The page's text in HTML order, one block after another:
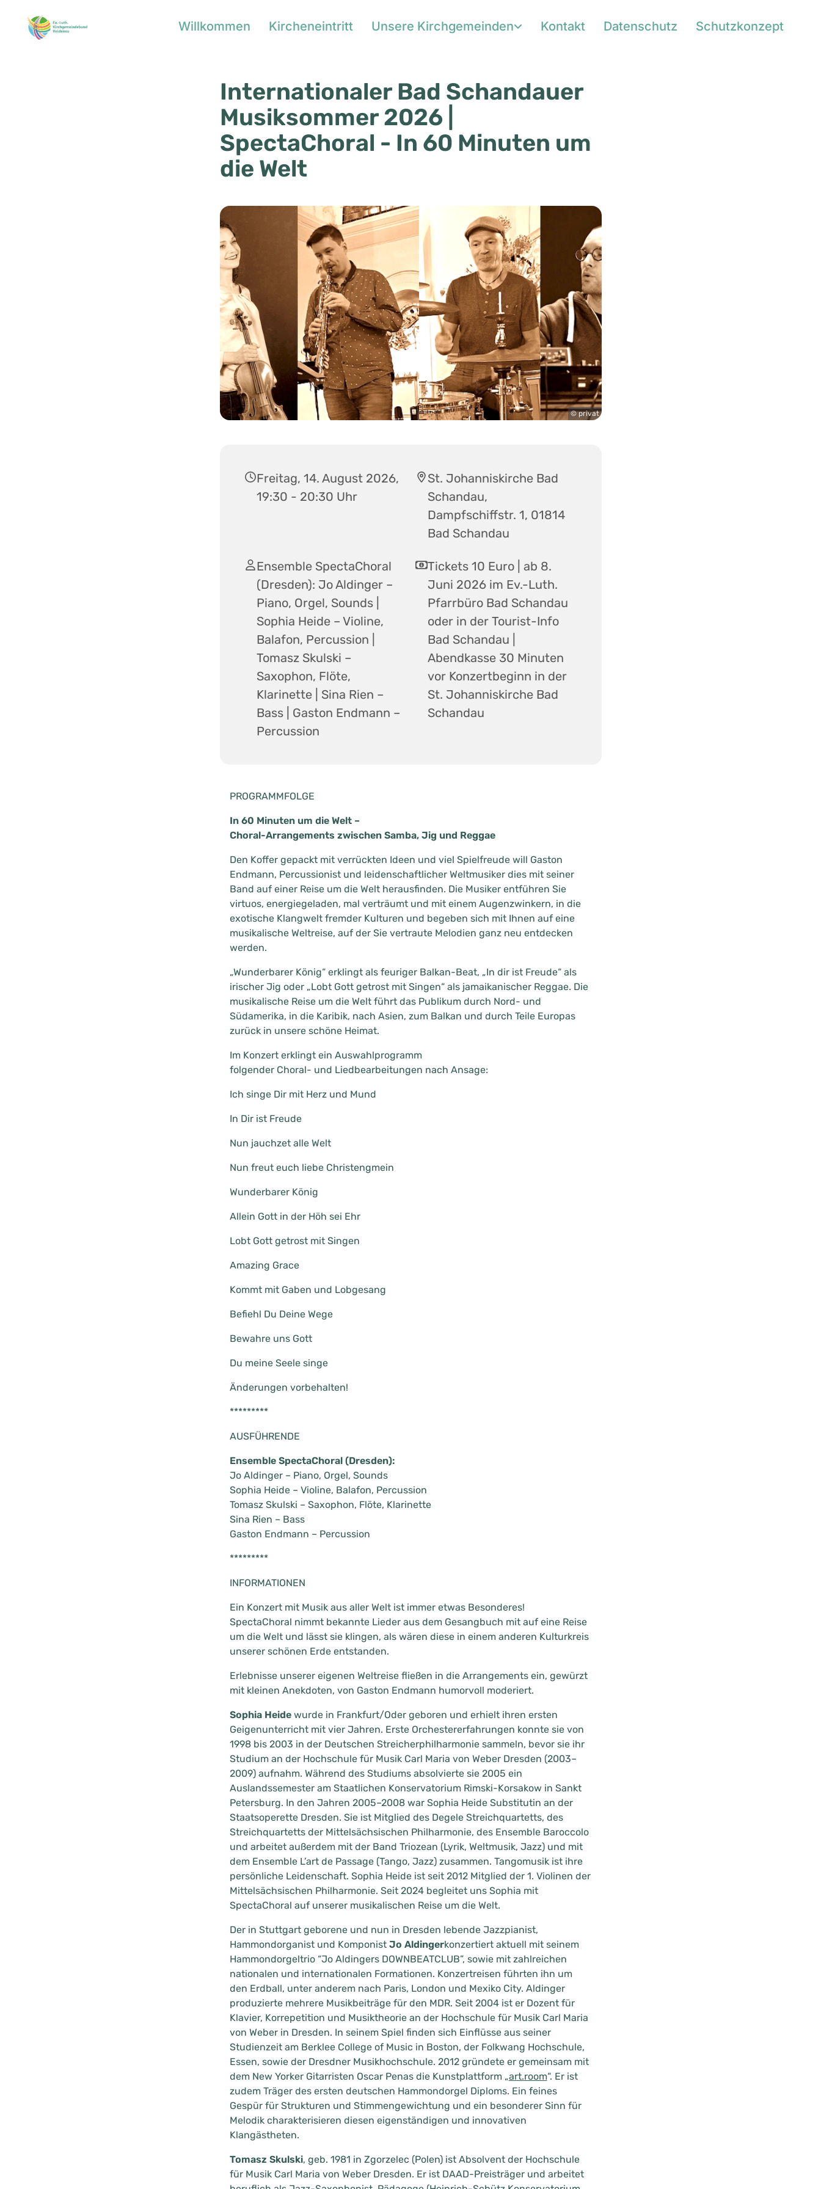
Willkommen Kircheneintritt Unsere Kirchgemeinden Kontakt Datenschutz Schutzkonzept
Internationaler Bad Schandauer
Musiksommer 2026 |
SpectaChoral - In 60 Minuten um
die Welt
© privat
Freitag, 14. August 2026,
19:30 - 20:30 Uhr
St. Johanniskirche Bad
Schandau,
Dampfschiffstr. 1, 01814
Bad Schandau
Ensemble SpectaChoral
(Dresden): Jo Aldinger –
Piano, Orgel, Sounds |
Sophia Heide – Violine,
Balafon, Percussion |
Tomasz Skulski –
Saxophon, Flöte,
Klarinette | Sina Rien –
Bass | Gaston Endmann –
Percussion
Tickets 10 Euro | ab 8.
Juni 2026 im Ev.-Luth.
Pfarrbüro Bad Schandau
oder in der Tourist-Info
Bad Schandau |
Abendkasse 30 Minuten
vor Konzertbeginn in der
St. Johanniskirche Bad
Schandau
PROGRAMMFOLGE
In 60 Minuten um die Welt –
Choral-Arrangements zwischen Samba, Jig und Reggae
Den Koffer gepackt mit verrückten Ideen und viel Spielfreude will Gaston
Endmann, Percussionist und leidenschaftlicher Weltmusiker dies mit seiner
Band auf einer Reise um die Welt herausfinden. Die Musiker entführen Sie
virtuos, energiegeladen, mal verträumt und mit einem Augenzwinkern, in die
exotische Klangwelt fremder Kulturen und begeben sich mit Ihnen auf eine
musikalische Weltreise, auf der Sie vertraute Melodien ganz neu entdecken
werden.
„Wunderbarer König“ erklingt als feuriger Balkan-Beat, „In dir ist Freude“ als
irischer Jig oder „Lobt Gott getrost mit Singen“ als jamaikanischer Reggae. Die
musikalische Reise um die Welt führt das Publikum durch Nord- und
Südamerika, in die Karibik, nach Asien, zum Balkan und durch Teile Europas
zurück in unsere schöne Heimat.
Im Konzert erklingt ein Auswahlprogramm
folgender Choral- und Liedbearbeitungen nach Ansage:
Ich singe Dir mit Herz und Mund
In Dir ist Freude
Nun jauchzet alle Welt
Nun freut euch liebe Christengmein
Wunderbarer König
Allein Gott in der Höh sei Ehr
Lobt Gott getrost mit Singen
Amazing Grace
Kommt mit Gaben und Lobgesang
Befiehl Du Deine Wege
Bewahre uns Gott
Du meine Seele singe
Änderungen vorbehalten!
*********
AUSFÜHRENDE
Ensemble SpectaChoral (Dresden):
Jo Aldinger – Piano, Orgel, Sounds
Sophia Heide – Violine, Balafon, Percussion
Tomasz Skulski – Saxophon, Flöte, Klarinette
Sina Rien – Bass
Gaston Endmann – Percussion
*********
INFORMATIONEN
Ein Konzert mit Musik aus aller Welt ist immer etwas Besonderes!
SpectaChoral nimmt bekannte Lieder aus dem Gesangbuch mit auf eine Reise
um die Welt und lässt sie klingen, als wären diese in einem anderen Kulturkreis
unserer schönen Erde entstanden.
Erlebnisse unserer eigenen Weltreise fließen in die Arrangements ein, gewürzt
mit kleinen Anekdoten, von Gaston Endmann humorvoll moderiert.
Sophia Heidewurde in Frankfurt/Oder geboren und erhielt ihren ersten
Geigenunterricht mit vier Jahren. Erste Orchestererfahrungen konnte sie von
1998 bis 2003 in der Deutschen Streicherphilharmonie sammeln, bevor sie ihr
Studium an der Hochschule für Musik Carl Maria von Weber Dresden (2003–
2009) aufnahm. Während des Studiums absolvierte sie 2005 ein
Auslandssemester am Staatlichen Konservatorium Rimski-Korsakow in Sankt
Petersburg. In den Jahren 2005–2008 war Sophia Heide Substitutin an der
Staatsoperette Dresden. Sie ist Mitglied des Degele Streichquartetts, des
Streichquartetts der Mittelsächsischen Philharmonie, des Ensemble Baroccolo
und arbeitet außerdem mit der Band Triozean (Lyrik, Weltmusik, Jazz) und mit
dem Ensemble L’art de Passage (Tango, Jazz) zusammen. Tangomusik ist ihre
persönliche Leidenschaft. Sophia Heide ist seit 2012 Mitglied der 1. Violinen der
Mittelsächsischen Philharmonie. Seit 2024 begleitet uns Sophia mit
SpectaChoral auf unserer musikalischen Reise um die Welt.
Der in Stuttgart geborene und nun in Dresden lebende Jazzpianist,
Hammondorganist und Komponist Jo Aldingerkonzertiert aktuell mit seinem
Hammondorgeltrio “Jo Aldingers DOWNBEATCLUB”, sowie mit zahlreichen
nationalen und internationalen Formationen. Konzertreisen führten ihn um
den Erdball, unter anderem nach Paris, London und Mexiko City. Aldinger
produzierte mehrere Musikbeiträge für den MDR. Seit 2004 ist er Dozent für
Klavier, Korrepetition und Musiktheorie an der Hochschule für Musik Carl Maria
von Weber in Dresden. In seinem Spiel finden sich Einflüsse aus seiner
Studienzeit am Berklee College of Music in Boston, der Folkwang Hochschule,
Essen, sowie der Dresdner Musikhochschule. 2012 gründete er gemeinsam mit
dem New Yorker Gitarristen Oscar Penas die Kunstplattform „art.room“. Er ist
zudem Träger des ersten deutschen Hammondorgel Diploms. Ein feines
Gespür für Strukturen und Stimmengewichtung und ein besonderer Sinn für
Melodik charakterisieren diesen eigenständigen und innovativen
Klangästheten.
Tomasz Skulski, geb. 1981 in Zgorzelec (Polen) ist Absolvent der Hochschule
für Musik Carl Maria von Weber Dresden. Er ist DAAD-Preisträger und arbeitet